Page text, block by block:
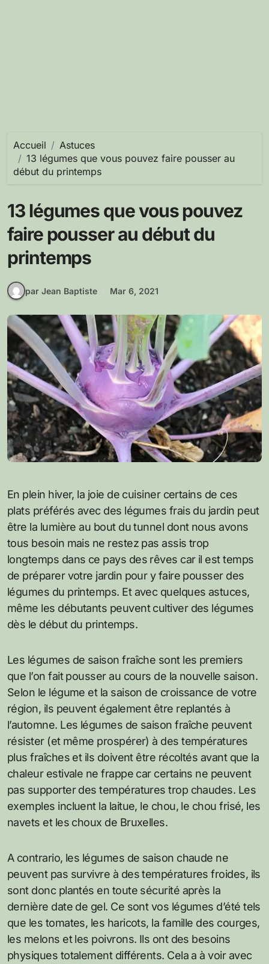
Accueil
Astuces
13 légumes que vous pouvez faire pousser au
début du printemps
13 légumes que vous pouvez
faire pousser au début du
printemps
par Jean Baptiste Mar 6, 2021
En plein hiver, la joie de cuisiner certains de ces
plats préférés avec des légumes frais du jardin peut
être la lumière au bout du tunnel dont nous avons
tous besoin mais ne restez pas assis trop
longtemps dans ce pays des rêves car il est temps
de préparer votre jardin pour y faire pousser des
légumes du printemps. Et avec quelques astuces,
même les débutants peuvent cultiver des légumes
dès le début du printemps.
Les légumes de saison fraîche sont les premiers
que l’on fait pousser au cours de la nouvelle saison.
Selon le légume et la saison de croissance de votre
région, ils peuvent également être replantés à
l’automne. Les légumes de saison fraîche peuvent
résister (et même prospérer) à des températures
plus fraîches et ils doivent être récoltés avant que la
chaleur estivale ne frappe car certains ne peuvent
pas supporter des températures trop chaudes. Les
exemples incluent la laitue, le chou, le chou frisé, les
navets et les choux de Bruxelles.
A contrario, les légumes de saison chaude ne
peuvent pas survivre à des températures froides, ils
sont donc plantés en toute sécurité après la
dernière date de gel. Ce sont vos légumes d’été tels
que les tomates, les haricots, la famille des courges,
les melons et les poivrons. Ils ont des besoins
physiques totalement différents. Cela a à voir avec